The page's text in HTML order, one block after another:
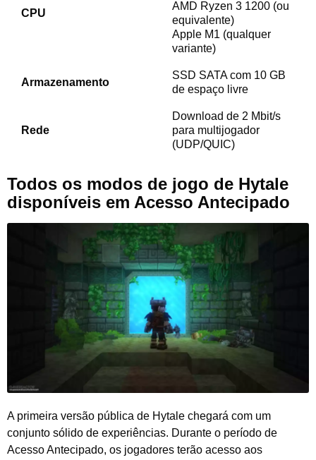
CPU
AMD Ryzen 3 1200 (ou
equivalente)
Apple M1 (qualquer
variante)
Armazenamento
SSD SATA com 10 GB
de espaço livre
Rede
Download de 2 Mbit/s
para multijogador
(UDP/QUIC)
Todos os modos de jogo de Hytale
disponíveis em Acesso Antecipado
A primeira versão pública de Hytale chegará com um
conjunto sólido de experiências. Durante o período de
Acesso Antecipado, os jogadores terão acesso aos